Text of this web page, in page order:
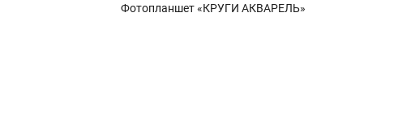
Фотопланшет «КРУГИ АКВАРЕЛЬ»